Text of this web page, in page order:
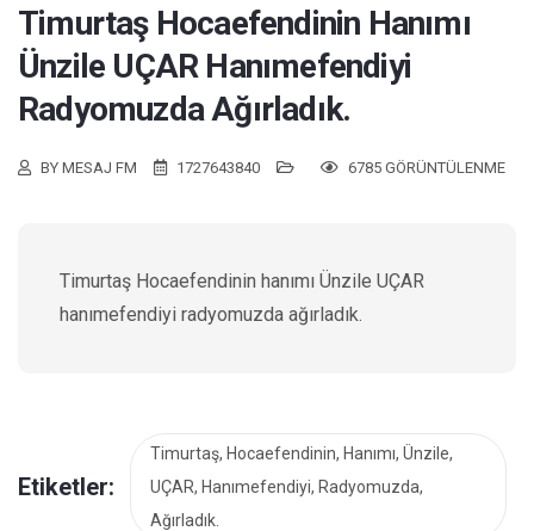
Timurtaş Hocaefendinin Hanımı
Ünzile UÇAR Hanımefendiyi
Radyomuzda Ağırladık.
BY MESAJ FM 1727643840 6785 GÖRÜNTÜLENME
Timurtaş Hocaefendinin hanımı Ünzile UÇAR
hanımefendiyi radyomuzda ağırladık.
Etiketler:
Timurtaş, Hocaefendinin, Hanımı, Ünzile,
UÇAR, Hanımefendiyi, Radyomuzda,
Ağırladık.